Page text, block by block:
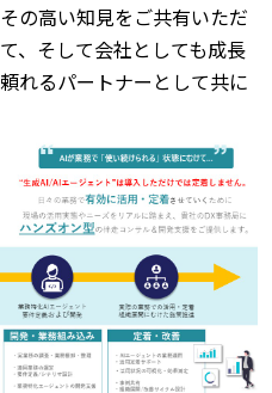
の高い知見をご共有いただ
、そして会社としても成長
れるパートナーとして共に